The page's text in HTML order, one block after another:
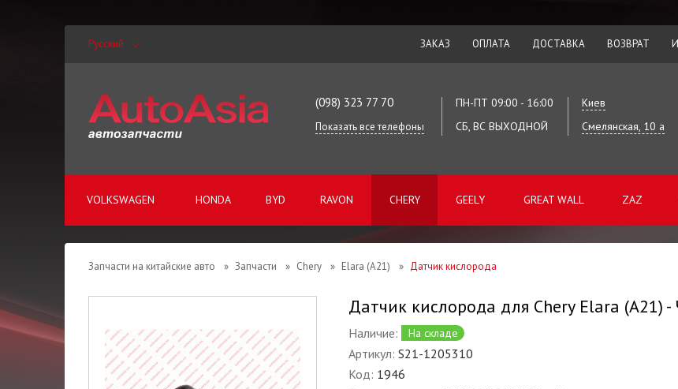
Русский ЗАКАЗ ОПЛАТА ДОСТАВКА ВОЗВРАТ
(098) 323 77 70
Показать все телефоны
ПН-ПТ 09:00 - 16:00
СБ, ВС ВЫХОДНОЙ
Киев
Смелянская, 10 а
VOLKSWAGEN HONDA BYD RAVON CHERY GEELY GREAT WALL ZAZ
Запчасти на китайские авто » Запчасти » Chery » Elara (A21) » Датчик кислорода
Датчик кислорода для Chery Elara (A21)
Наличие: На складе
Артикул: S21-1205310
Код: 1946